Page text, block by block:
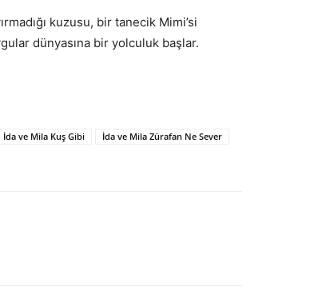
kuzusu, bir tanecik Mimi’si
dünyasına bir yolculuk başlar.
İda ve Mila Kuş Gibi
İda ve Mila Zürafan Ne Sever